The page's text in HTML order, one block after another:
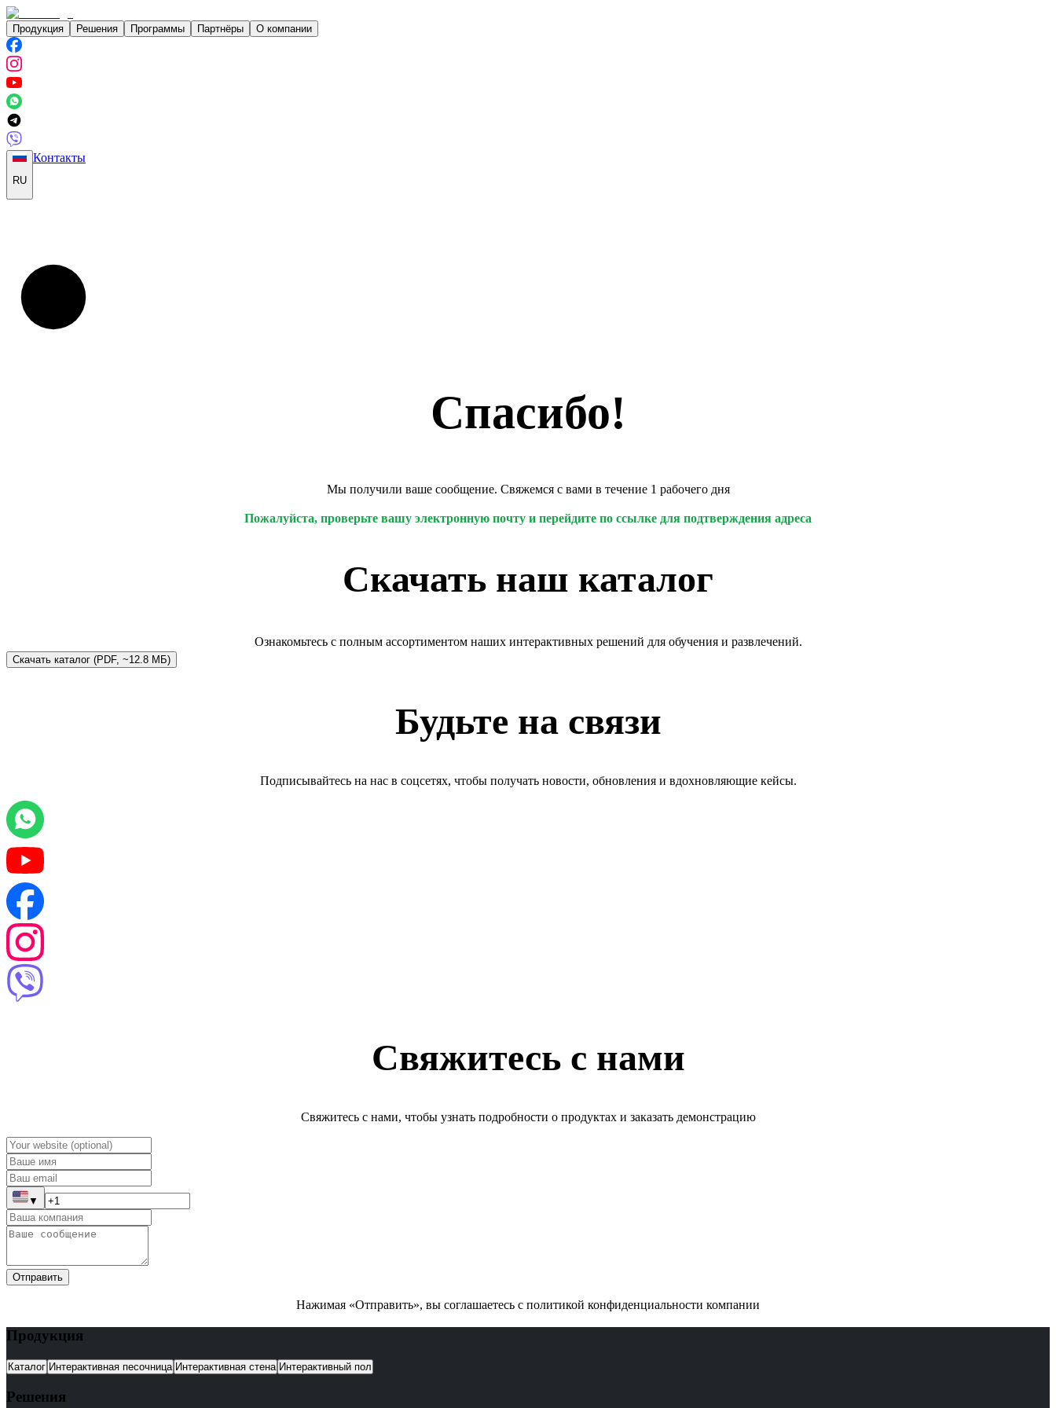
Продукция Решения Программы Партнёры О компании
RU
Контакты
Спасибо!
Мы получили ваше сообщение. Свяжемся с вами в течение 1 рабочего дня
Пожалуйста, проверьте вашу электронную почту и перейдите по ссылке для подтверждения адреса
Скачать наш каталог
Ознакомьтесь с полным ассортиментом наших интерактивных решений для обучения и развлечений.
Скачать каталог (PDF, ~12.8 МБ)
Будьте на связи
Подписывайтесь на нас в соцсетях, чтобы получать новости, обновления и вдохновляющие кейсы.
Свяжитесь с нами
Свяжитесь с нами, чтобы узнать подробности о продуктах и заказать демонстрацию
▼
Отправить
Нажимая «Отправить», вы соглашаетесь с политикой конфиденциальности компании
Продукция
Каталог Интерактивная песочница Интерактивная стена Интерактивный пол
Решения